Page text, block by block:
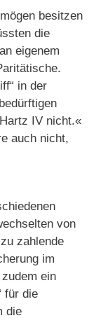
besitzen
die
eigenem
in der
IV nicht.«
auch nicht,
von
zahlende
im
ein
für die
die